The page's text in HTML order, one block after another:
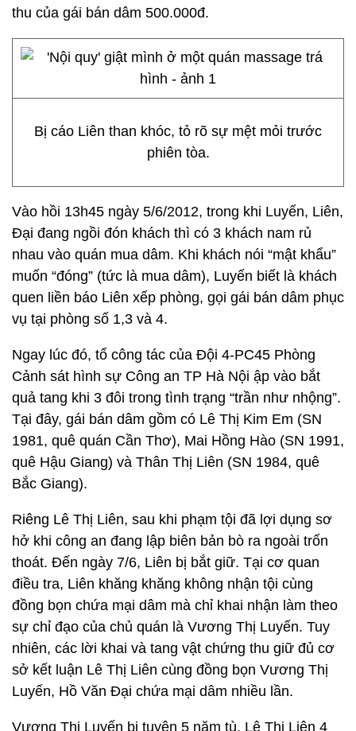
thu của gái bán dâm 500.000đ.
Bị cáo Liên than khóc, tỏ rõ sự mệt mỏi trước
phiên tòa.
Vào hồi 13h45 ngày 5/6/2012, trong khi Luyến, Liên,
Đại đang ngồi đón khách thì có 3 khách nam rủ
nhau vào quán mua dâm. Khi khách nói “mật khẩu”
muốn “đóng” (tức là mua dâm), Luyến biết là khách
quen liền báo Liên xếp phòng, gọi gái bán dâm phục
vụ tại phòng số 1,3 và 4.
Ngay lúc đó, tổ công tác của Đội 4-PC45 Phòng
Cảnh sát hình sự Công an TP Hà Nội ập vào bắt
quả tang khi 3 đôi trong tình trạng “trần như nhộng”.
Tại đây, gái bán dâm gồm có Lê Thị Kim Em (SN
1981, quê quán Cần Thơ), Mai Hồng Hào (SN 1991,
quê Hậu Giang) và Thân Thị Liên (SN 1984, quê
Bắc Giang).
Riêng Lê Thị Liên, sau khi phạm tội đã lợi dụng sơ
hở khi công an đang lập biên bản bò ra ngoài trốn
thoát. Đến ngày 7/6, Liên bị bắt giữ. Tại cơ quan
điều tra, Liên khăng khăng không nhận tội cùng
đồng bọn chứa mại dâm mà chỉ khai nhận làm theo
sự chỉ đạo của chủ quán là Vương Thị Luyến. Tuy
nhiên, các lời khai và tang vật chứng thu giữ đủ cơ
sở kết luận Lê Thị Liên cùng đồng bọn Vương Thị
Luyến, Hồ Văn Đại chứa mại dâm nhiều lần.
Vương Thị Luyến bị tuyên 5 năm tù, Lê Thị Liên 4